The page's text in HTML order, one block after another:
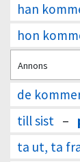
han
hon
Annons
de
till sist –
ta ut, ta